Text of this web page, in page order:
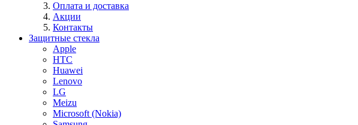
Оплата и доставка
Акции
Контакты
Защитные стекла
Apple
HTC
Huawei
Lenovo
LG
Meizu
Microsoft (Nokia)